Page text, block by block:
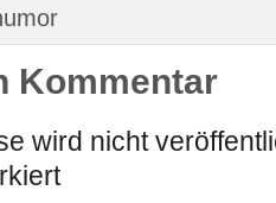
Kommentar
wird nicht